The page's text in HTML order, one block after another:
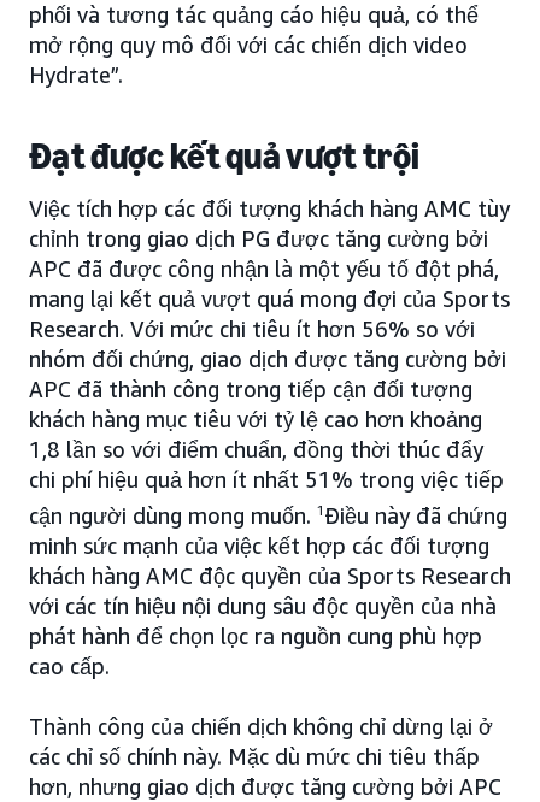
phối và tương tác quảng cáo hiệu quả, có thể
mở rộng quy mô đối với các chiến dịch video
Hydrate”.
Đạt được kết quả vượt trội
Việc tích hợp các đối tượng khách hàng AMC tùy
chỉnh trong giao dịch PG được tăng cường bởi
APC đã được công nhận là một yếu tố đột phá,
mang lại kết quả vượt quá mong đợi của Sports
Research. Với mức chi tiêu ít hơn 56% so với
nhóm đối chứng, giao dịch được tăng cường bởi
APC đã thành công trong tiếp cận đối tượng
khách hàng mục tiêu với tỷ lệ cao hơn khoảng
1,8 lần so với điểm chuẩn, đồng thời thúc đẩy
chi phí hiệu quả hơn ít nhất 51% trong việc tiếp
cận người dùng mong muốn. 1 Điều này đã chứng
minh sức mạnh của việc kết hợp các đối tượng
khách hàng AMC độc quyền của Sports Research
với các tín hiệu nội dung sâu độc quyền của nhà
phát hành để chọn lọc ra nguồn cung phù hợp
cao cấp.
Thành công của chiến dịch không chỉ dừng lại ở
các chỉ số chính này. Mặc dù mức chi tiêu thấp
hơn, nhưng giao dịch được tăng cường bởi APC